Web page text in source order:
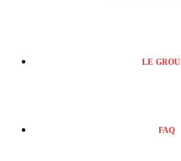
LE
FAQ